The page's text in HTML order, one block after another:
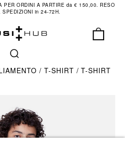
PER ORDINI A PARTIRE da € 150,00. RESO
SPEDIZIONI in 24-72H.
T-SHIRT T-SHIRT